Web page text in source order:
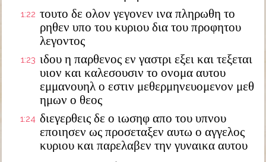
1:22 τουτο δε ολον γεγονεν ινα πληρωθη το
ρηθεν υπο του κυριου δια του προφητου
λεγοντος
1:23 ιδου η παρθενος εν γαστρι εξει και τεξεται
υιον και καλεσουσιν το ονομα αυτου
εμμανουηλ ο εστιν μεθερμηνευομενον μεθ
ημων ο θεος
1:24 διεγερθεις δε ο ιωσηφ απο του υπνου
εποιησεν ως προσεταξεν αυτω ο αγγελος
κυριου και παρελαβεν την γυναικα αυτου